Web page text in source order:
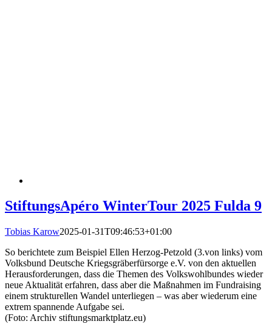
StiftungsApéro WinterTour 2025 Fulda 9
Tobias Karow2025-01-31T09:46:53+01:00
So berichtete zum Beispiel Ellen Herzog-Petzold (3.von links) vom
Volksbund Deutsche Kriegsgräberfürsorge e.V. von den aktuellen
Herausforderungen, dass die Themen des Volkswohlbundes wieder
neue Aktualität erfahren, dass aber die Maßnahmen im Fundraising
einem strukturellen Wandel unterliegen – was aber wiederum eine
extrem spannende Aufgabe sei.
(Foto: Archiv stiftungsmarktplatz.eu)